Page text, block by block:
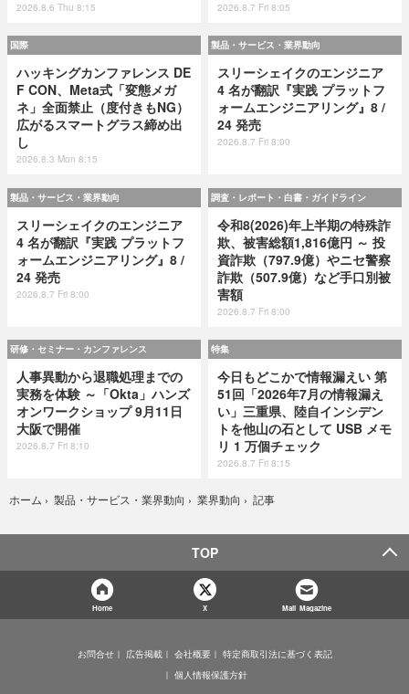
2026.8.6 Thu 8:15 2026.8.7 Fri 8:05
国際
ハッキングカンファレンス DE
F CON、Meta式「変態メガ
ネ」全面禁止（度付きもNG）
広がるスマートグラス締め出
し
2026.8.3 Mon 8:15
製品・サービス・業界動向
スリーシェイクのエンジニア
4 名が翻訳『実践 プラットフ
ォームエンジニアリング』8 /
24 発売
2026.8.7 Fri 8:00
製品・サービス・業界動向
スリーシェイクのエンジニア
4 名が翻訳『実践 プラットフ
ォームエンジニアリング』8 /
24 発売
2026.8.7 Fri 8:00
調査・レポート・白書・ガイドライン
令和8(2026)年上半期の特殊詐
欺、被害総額1,816億円 ～ 投
資詐欺（797.9億）やニセ警察
詐欺（507.9億）など手口別被
害額
2026.8.7 Fri 8:00
研修・セミナー・カンファレンス
人事異動から退職処理までの
実務を体験 ～「Okta」ハンズ
オンワークショップ 9月11日
大阪で開催
2026.8.7 Fri 8:10
特集
今日もどこかで情報漏えい 第
51回「2026年7月の情報漏え
い」三重県、陸自インシデン
トを他山の石として USB メモ
リ 1 万個チェック
2026.8.7 Fri 8:15
ホーム › 製品・サービス・業界動向 › 業界動向 › 記事
TOP
Home X Mail Magazine
お問合せ 広告掲載 会社概要
特定商取引法に基づく表記
個人情報保護方針